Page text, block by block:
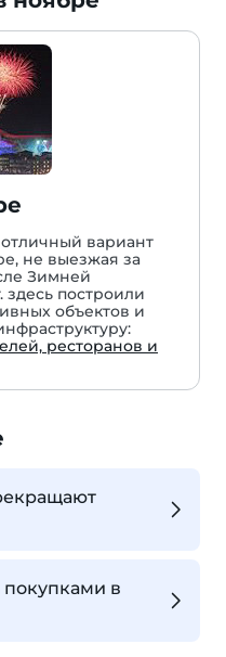
вариант
не выезжая за
Зимней
построили
объектов и
ресторанов и
покупками в